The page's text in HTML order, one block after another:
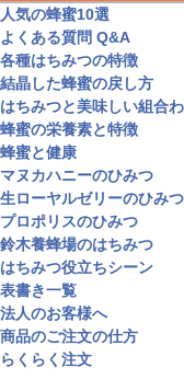
人気の蜂蜜10選
よくある質問 Q&A
各種はちみつの特徴
結晶した蜂蜜の戻し方
はちみつと美味しい組合
蜂蜜の栄養素と特徴
蜂蜜と健康
マヌカハニーのひみつ
生ローヤルゼリーのひみつ
プロポリスのひみつ
鈴木養蜂場のはちみつ
はちみつ役立ちシーン
表書き一覧
法人のお客様へ
商品のご注文の仕方
らくらく注文